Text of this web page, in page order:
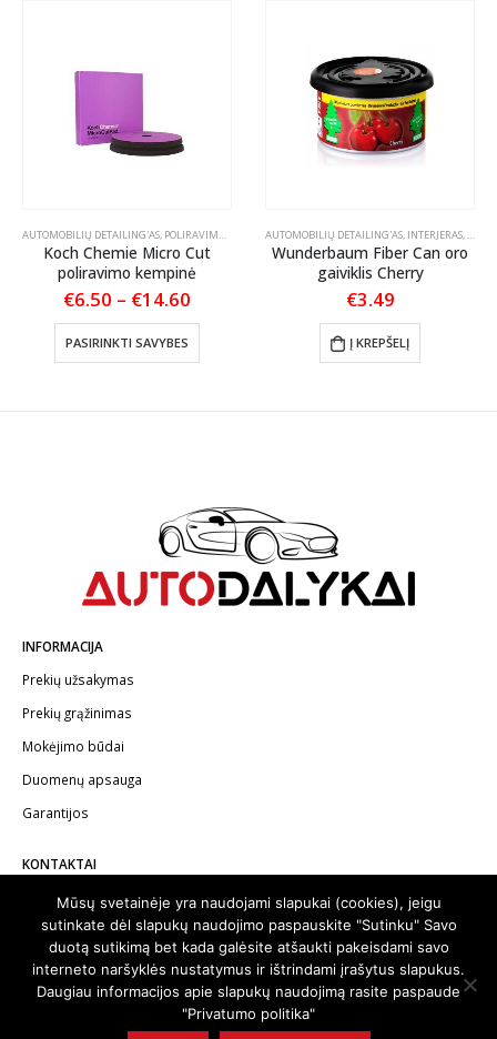
PRIEŽIŪRA
AUTOMOBILIŲ DETAILING'AS, POLIRAVIMO PADAI
Koch Chemie Micro Cut
poliravimo kempinė
€6.50 – €14.60
€14.60
PASIRINKTI SAVYBES
This product has multiple variants. The options may be chosen on the product page
AUTOMOBILIŲ DETAILING'AS, INTERJERAS,
Wunderbaum Fiber Can oro
gaiviklis Cherry
€3.49
Į KREPŠELĮ
INFORMACIJA
Prekių užsakymas
Prekių grąžinimas
Mokėjimo būdai
Duomenų apsauga
Garantijos
KONTAKTAI
Telefonas:+370 602 62622
El.paštas: info@autodalykai.lt
Mūsų svetainėje yra naudojami slapukai (cookies), jeigu
sutinkate dėl slapukų naudojimo paspauskite "Sutinku" Savo
duotą sutikimą bet kada galėsite atšaukti pakeisdami savo
interneto naršyklės nustatymus ir ištrindami įrašytus slapukus.
Daugiau informacijos apie slapukų naudojimą rasite paspaude
"Privatumo politika"